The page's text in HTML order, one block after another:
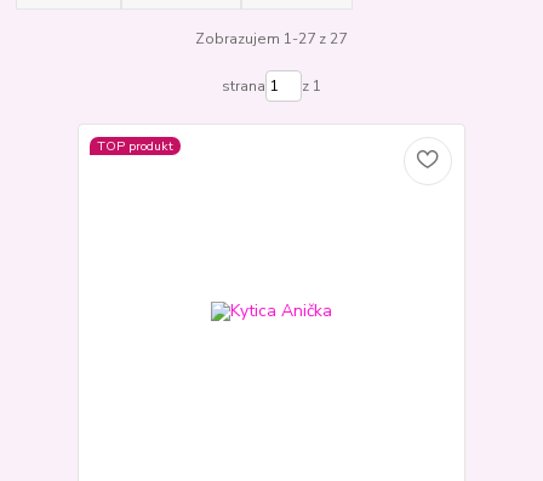
Zobrazujem 1-27 z 27
strana z 1
TOP produkt